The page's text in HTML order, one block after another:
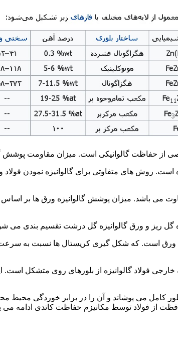
از حفاظت گالوانیکی است. میزان مقاومت پوشش
روش های متفاوتی برای گالوانیزه نمودن
گل ریز و ورق گالوانیزه گل درشت تقسیم بندی می
ورق است. که شکل گیری کریستال ها نسبت به سرعت
کامل می پوشاند و آن را در برابر خوردگی محیط
از فولاد توسط مکانیزم حفاظت کاتدی ادامه می